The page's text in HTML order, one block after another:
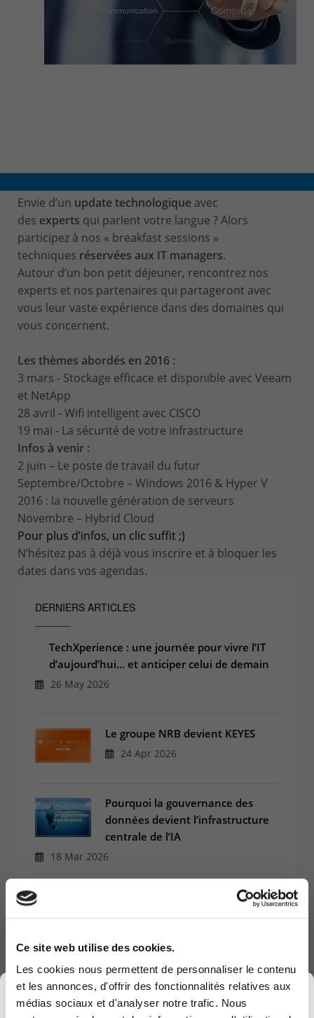
Ce site web utilise des cookies.
Les cookies nous permettent de personnaliser le contenu
et les annonces, d'offrir des fonctionnalités relatives aux
médias sociaux et d'analyser notre trafic. Nous
Envie d’un update technologique avec
des experts qui parlent votre langue ? Alors
participez à nos « breakfast sessions »
techniques réservées aux IT managers.
Autour d’un bon petit déjeuner, rencontrez nos
experts et nos partenaires qui partageront avec
vous leur vaste expérience dans des domaines qui
vous concernent.
Les thèmes abordés en 2016 :
3 mars - Stockage efficace et disponible avec Veeam
et NetApp
28 avril - Wifi intelligent avec CISCO
19 mai - La sécurité de votre infrastructure
Infos à venir :
2 juin – Le poste de travail du futur
Septembre/Octobre – Windows 2016 & Hyper V
2016 : la nouvelle génération de serveurs
Novembre – Hybrid Cloud
Pour plus d’infos, un clic suffit ;)
N’hésitez pas à déjà vous inscrire et à bloquer les
dates dans vos agendas.
DERNIERS ARTICLES
TechXperience : une journée pour vivre l’IT
d’aujourd’hui… et anticiper celui de demain
26 May 2026
Le groupe NRB devient KEYES
24 Apr 2026
Pourquoi la gouvernance des
données devient l’infrastructure
centrale de l’IA
18 Mar 2026
Transformer le service public avec
l’IA : le témoignage du SPW
TechXperience